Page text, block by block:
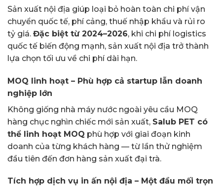
Sản xuất nội địa giúp loại bỏ hoàn toàn chi phí vận
chuyển quốc tế, phí cảng, thuế nhập khẩu và rủi ro
tỷ giá. Đặc biệt từ 2024–2026, khi chi phí logistics
quốc tế biến động mạnh, sản xuất nội địa trở thành
lựa chọn tối ưu về chi phí dài hạn.
MOQ linh hoạt – Phù hợp cả startup lẫn doanh
nghiệp lớn
Không giống nhà máy nước ngoài yêu cầu MOQ
hàng chục nghìn chiếc mới sản xuất, Salub PET có
thể linh hoạt MOQ phù hợp với giai đoạn kinh
doanh của từng khách hàng — từ lần thử nghiệm
đầu tiên đến đơn hàng sản xuất đại trà.
Tích hợp dịch vụ in ấn nội địa – Một đầu mối trọn